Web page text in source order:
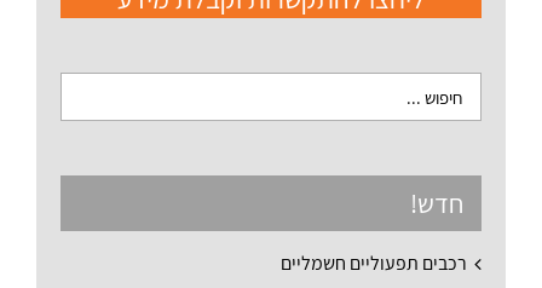
חדש!
רכבים תפעוליים חשמליים